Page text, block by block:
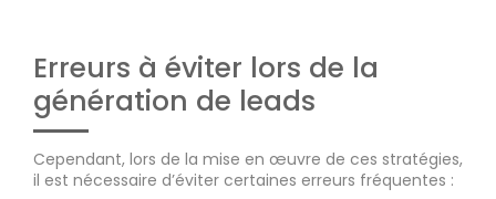
Erreurs à éviter lors de la
génération de leads
Cependant, lors de la mise en œuvre de ces stratégies,
il est nécessaire d’éviter certaines erreurs fréquentes :